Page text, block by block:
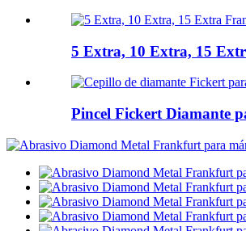
5 Extra, 10 Extra, 15
Pincel Fickert Diamante